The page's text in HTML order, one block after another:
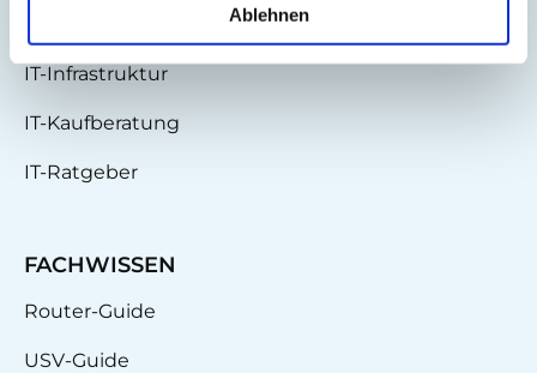
Ablehnen
IT-Infrastruktur
IT-Kaufberatung
IT-Ratgeber
FACHWISSEN
Router-Guide
USV-Guide